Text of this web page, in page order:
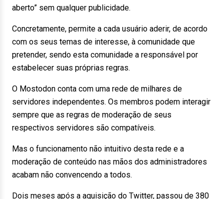
aberto” sem qualquer publicidade.
Concretamente, permite a cada usuário aderir, de acordo
com os seus temas de interesse, à comunidade que
pretender, sendo esta comunidade a responsável por
estabelecer suas próprias regras.
O Mostodon conta com uma rede de milhares de
servidores independentes. Os membros podem interagir
sempre que as regras de moderação de seus
respectivos servidores são compatíveis.
Mas o funcionamento não intuitivo desta rede e a
moderação de conteúdo nas mãos dos administradores
acabam não convencendo a todos.
Dois meses após a aquisição do Twitter, passou de 380